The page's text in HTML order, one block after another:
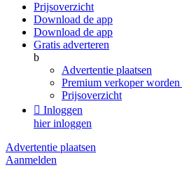
Prijsoverzicht
Download de app
Download de app
Gratis adverteren
b
Advertentie plaatsen
Premium verkoper worden
Prijsoverzicht
 Inloggen
hier inloggen
Advertentie plaatsen
Aanmelden